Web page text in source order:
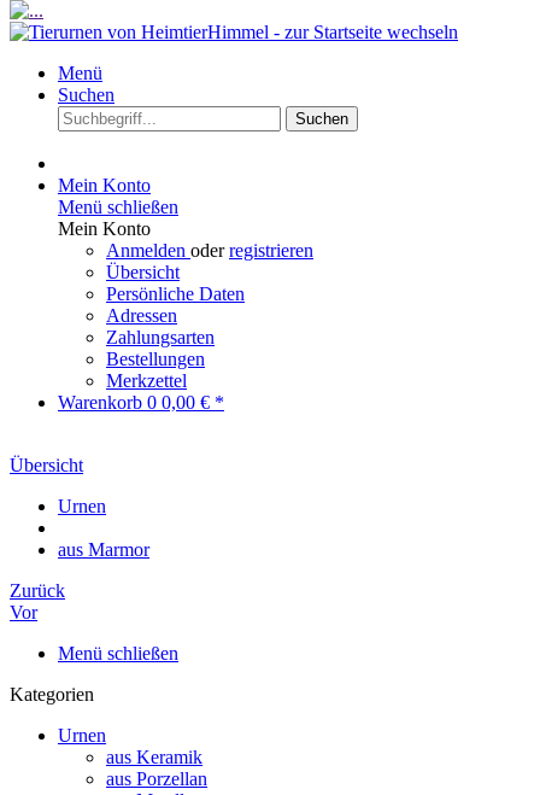
Menü
Suchen
Suchen
Mein Konto
Menü schließen
Mein Konto
Anmelden oderregistrieren
Übersicht
Persönliche Daten
Adressen
Zahlungsarten
Bestellungen
Merkzettel
Warenkorb 0 0,00 € *
Übersicht
Urnen
aus Marmor
Zurück
Vor
Menü schließen
Kategorien
Urnen
aus Keramik
aus Porzellan